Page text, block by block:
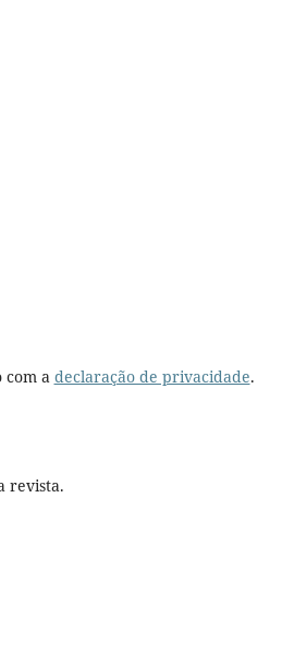
com a declaração de privacidade.
revista.